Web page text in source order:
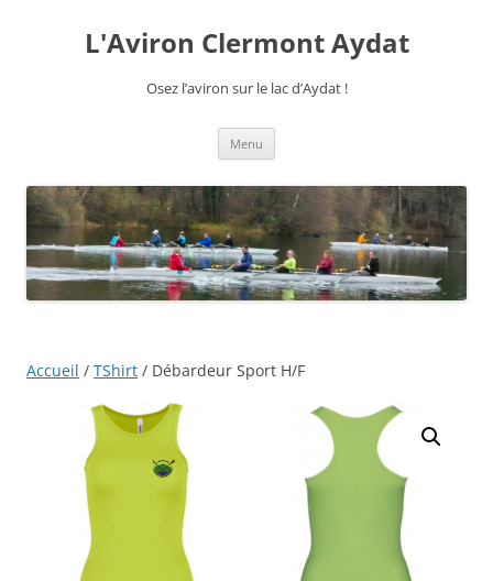
L'Aviron Clermont Aydat
Osez l’aviron sur le lac d’Aydat !
Menu
Accueil / TShirt / Débardeur Sport H/F